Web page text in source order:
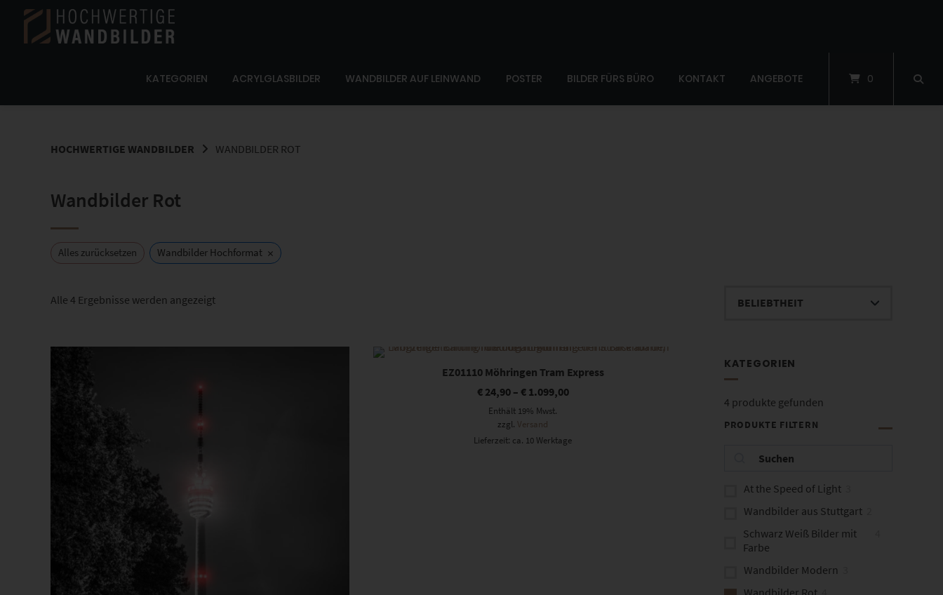
Springe
Inhalt
KATEGORIEN ACRYLGLASBILDER WANDBILDER AUF LEINWAND POSTER BILDER FÜRS BÜRO KONTAKT ANGEBOTE 0
HOCHWERTIGE WANDBILDER WANDBILDER ROT
Wandbilder Rot
Alles zurücksetzen Wandbilder Hochformat ×
Alle 4 Ergebnisse werden angezeigtNach
Dieses Produkt weist mehrere Varianten auf. Die Optionen können auf der Produktseite gewählt werden
Dieses Produkt weist mehrere Varianten auf. Die Optionen können auf der Produktseite gewählt werden
EZ01110 Möhringen Tram Express
€24,90– €1.099,00
Enthält 19% Mwst.
zzgl.Versand
Lieferzeit: ca. 10 Werktage
KATEGORIEN
4 produkte gefunden
PRODUKTE FILTERN
At the Speed of Light
Wandbilder aus Stuttgart
Schwarz Weiß Bilder mit
Farbe
Wandbilder Modern
Wandbilder Rot